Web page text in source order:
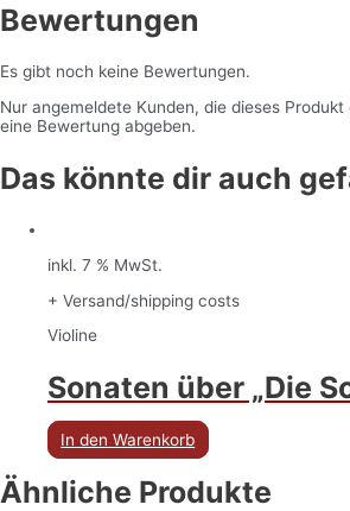
Bewertungen
Es gibt noch keine Bewertungen.
Nur angemeldete Kunden, die dieses
eine Bewertung abgeben.
Das könnte dir auch
inkl. 7 % MwSt.
+ Versand/shipping costs
Violine
Sonaten über „Die
In den Warenkorb
Ähnliche Produkte